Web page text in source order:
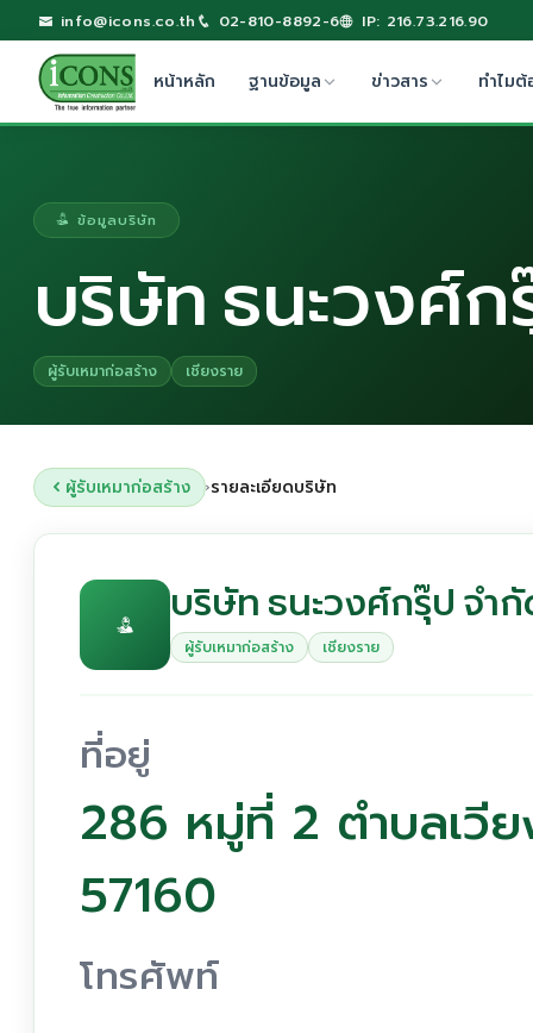
info@icons.co.th 02-810-8892-6 IP: 216.73.216.90
หน้าหลัก ฐานข้อมูล ข่าวสาร ทำไมต้
ข้อมูลบริษัท
บริษัท ธนะวงศ์ก
ผู้รับเหมาก่อสร้าง เชียงราย
ผู้รับเหมาก่อสร้าง ›รายละเอียดบริษัท
บริษัท ธนะวงศ์กรุ๊ป จำ
ผู้รับเหมาก่อสร้าง เชียงราย
ที่อยู่
286 หมู่ที่ 2 ตำบลเวีย
57160
โทรศัพท์